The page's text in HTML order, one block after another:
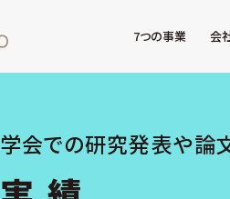
7つの事業 会
学会での研究発表や論